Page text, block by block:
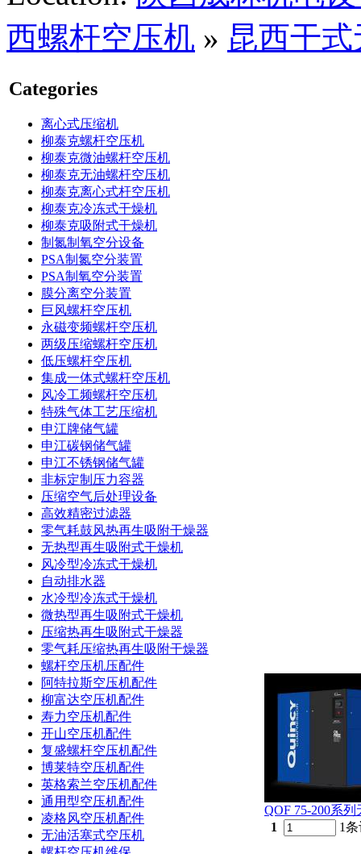
西螺杆空压机 » 昆西干
Categories
离心式压缩机
柳泰克螺杆空压机
柳泰克微油螺杆空压机
柳泰克无油螺杆空压机
柳泰克离心式杆空压机
柳泰克冷冻式干燥机
柳泰克吸附式干燥机
制氮制氧空分设备
PSA制氮空分装置
PSA制氧空分装置
膜分离空分装置
巨风螺杆空压机
永磁变频螺杆空压机
两级压缩螺杆空压机
低压螺杆空压机
集成一体式螺杆空压机
风冷工频螺杆空压机
特殊气体工艺压缩机
申江牌储气罐
申江碳钢储气罐
申江不锈钢储气罐
非标定制压力容器
压缩空气后处理设备
高效精密过滤器
零气耗鼓风热再生吸附干燥器
无热型再生吸附式干燥机
风冷型冷冻式干燥机
自动排水器
水冷型冷冻式干燥机
微热型再生吸附式干燥机
压缩热再生吸附式干燥器
零气耗压缩热再生吸附干燥器
螺杆空压机压配件
阿特拉斯空压机配件
柳富达空压机配件
寿力空压机配件
开山空压机配件
复盛螺杆空压机配件
博莱特空压机配件
英格索兰空压机配件
通用型空压机配件
凌格风空压机配件
无油活塞式空压机
QOF 75-200系
1
1